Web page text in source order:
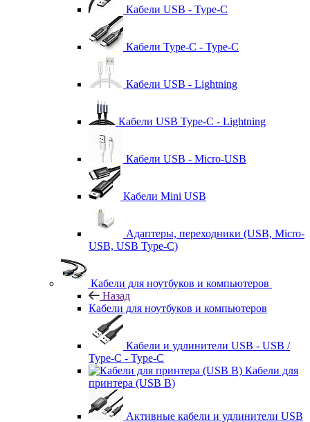
Кабели USB - Type-C
Кабели Type-C - Type-C
Кабели USB - Lightning
Кабели USB Type-C - Lightning
Кабели USB - Micro-USB
Кабели Mini USB
Адаптеры, переходники (USB, Micro-
USB, USB Type-C)
Кабели для ноутбуков и компьютеров
Назад
Кабели для ноутбуков и компьютеров
Кабели и удлинители USB - USB /
Type-C - Type-C
Кабели для
принтера (USB B)
Активные кабели и удлинители USB